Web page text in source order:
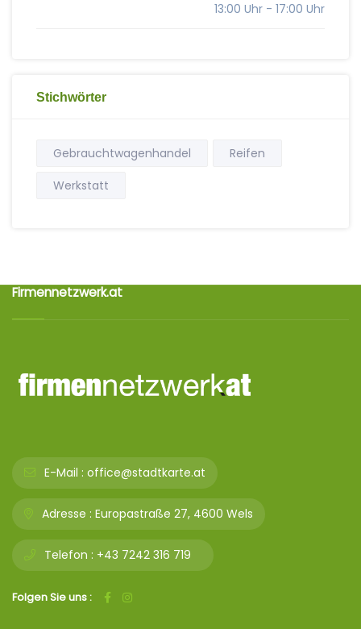
13:00 Uhr - 17:00 Uhr
Stichwörter
Gebrauchtwagenhandel
Reifen
Werkstatt
Firmennetzwerk.at
E-Mail : office@stadtkarte.at
Adresse : Europastraße 27, 4600 Wels
Telefon : +43 7242 316 719
Folgen Sie uns :